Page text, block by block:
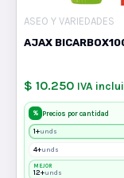
ASEO Y VARIEDADES
AJAX
$ 10.250 IVA
% Precios por cantidad
1+unds
4+unds
MEJOR
12+unds